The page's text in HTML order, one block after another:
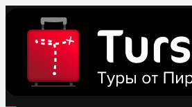
content